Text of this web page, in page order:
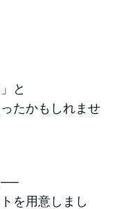
と
たかもしれませ
──
を用意しまし